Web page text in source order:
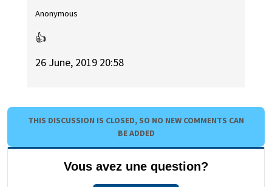
Anonymous
👍
26 June, 2019 20:58
THIS DISCUSSION IS CLOSED, SO NO NEW COMMENTS CAN
BE ADDED
Vous avez une question?